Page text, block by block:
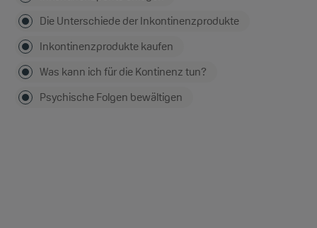
Die Unterschiede der Inkontinenzprodukte
Inkontinenzprodukte kaufen
Was kann ich für die Kontinenz tun?
Psychische Folgen bewältigen